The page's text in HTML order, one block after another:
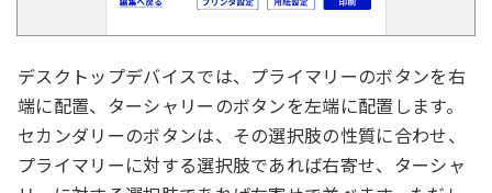
デスクトップデバイスでは、プライマリーのボタンを右
端に配置、ターシャリーのボタンを左端に配置します。
セカンダリーのボタンは、その選択肢の性質に合わせ、
プライマリーに対する選択肢であれば右寄せ、ターシャ